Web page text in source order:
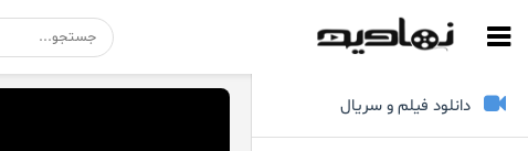
دانلود فیلم و سریال